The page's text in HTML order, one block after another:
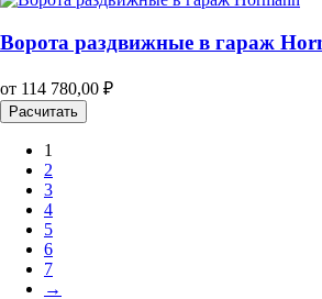
Ворота раздвижные в гараж
от 114 780,00 ₽
Расчитать
1
2
3
4
5
6
7
→